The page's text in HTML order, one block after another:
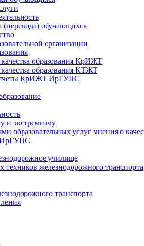
(перевода) обучающихся
организации
образования КрИЖТ
образования КТЖТ
КрИЖТ ИрГУПС
и экстремизму
образовательных услуг мнения о
ИрГУПС
училище
техников железнодорожного транспорта
транспорта